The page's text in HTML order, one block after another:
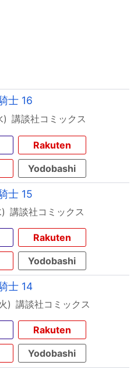
士 16
) 講談社コミックス
Rakuten
Yodobashi
士 15
講談社コミックス
Rakuten
Yodobashi
士 14
) 講談社コミックス
Rakuten
Yodobashi